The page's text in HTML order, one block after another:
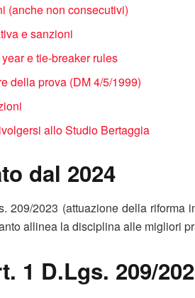
(anche non consecutivi)
e sanzioni
e tie‑breaker rules
della prova (DM 4/5/1999)
allo Studio Bertaggia
dal 2024
209/2023 (attuazione della
allinea la disciplina alle migliori
1 D.Lgs. 209/